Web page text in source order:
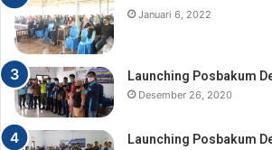
Januari 6, 2022
Launching Posbakum
Desember 26, 2020
Launching Posbakum